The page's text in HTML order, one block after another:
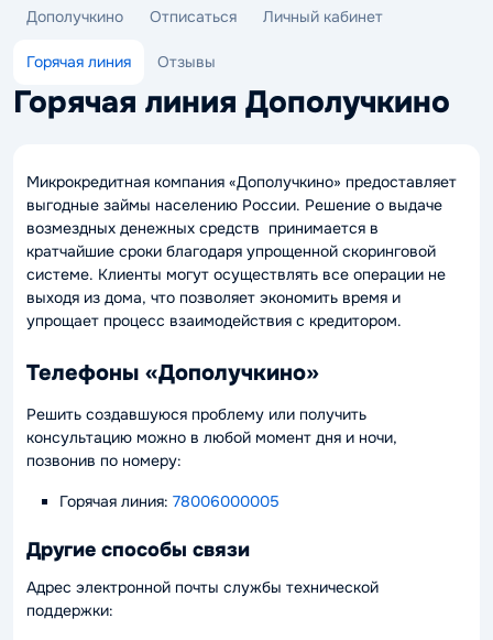
Дополучкино Отписаться Личный кабинет
Горячая линия Отзывы
Горячая линия Дополучкино
Микрокредитная компания «Дополучкино» предоставляет
выгодные займы населению России. Решение о выдаче
возмездных денежных средств принимается в
кратчайшие сроки благодаря упрощенной скоринговой
системе. Клиенты могут осуществлять все операции не
выходя из дома, что позволяет экономить время и
упрощает процесс взаимодействия с кредитором.
Телефоны «Дополучкино»
Решить создавшуюся проблему или получить
консультацию можно в любой момент дня и ночи,
позвонив по номеру:
Горячая линия: 78006000005
Другие способы связи
Адрес электронной почты службы технической
поддержки: